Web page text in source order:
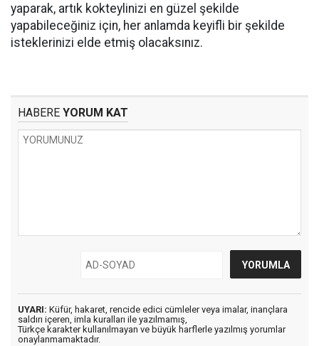
yaparak, artık kokteylinizi en güzel şekilde
yapabileceğiniz için, her anlamda keyifli bir şekilde
isteklerinizi elde etmiş olacaksınız.
HABERE YORUM KAT
UYARI: Küfür, hakaret, rencide edici cümleler veya imalar, inançlara
saldırı içeren, imla kuralları ile yazılmamış,
Türkçe karakter kullanılmayan ve büyük harflerle yazılmış yorumlar
onaylanmamaktadır.